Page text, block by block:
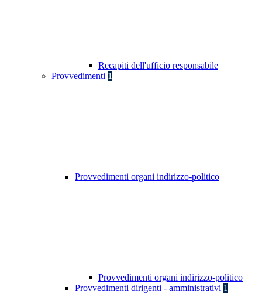
Recapiti dell'ufficio responsabile
Provvedimenti 1
Provvedimenti organi indirizzo-politico
Provvedimenti organi indirizzo-politico
Provvedimenti dirigenti - amministrativi 1